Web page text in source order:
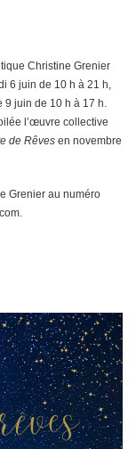
Christine Grenier
6 juin de 10 h à 21 h,
9 juin de 10 h à 17 h.
l’œuvre collective
de Rêves en novembre
Grenier au numéro